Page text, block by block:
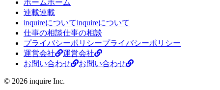
ホームホーム
連載連載
inquireについてinquireについて
仕事の相談仕事の相談
プライバシーポリシープライバシーポリシー
運営会社
運営会社
お問い合わせ
お問い合わせ
© 2026 inquire Inc.